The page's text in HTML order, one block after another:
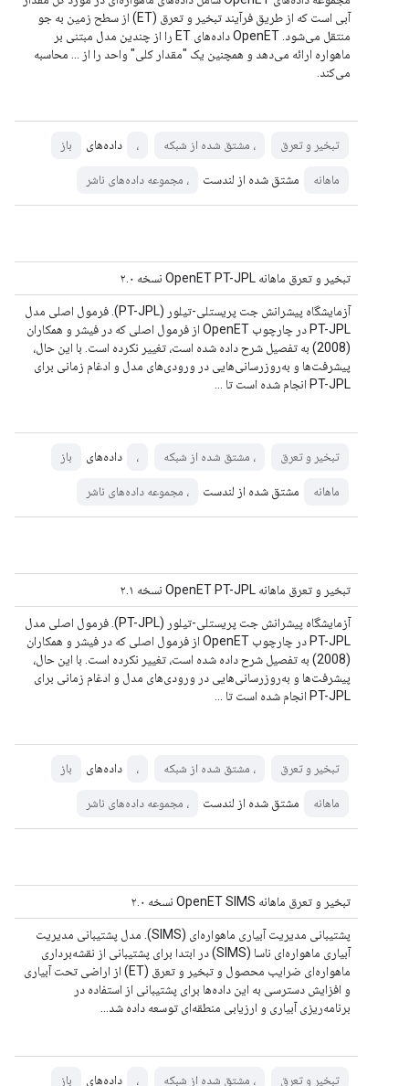
آبی است که از طریق فرآیند تبخیر و تعرق (ET) از سطح زمین به جو
منتقل می‌شود. OpenET داده‌های ET را از چندین مدل مبتنی بر
ماهواره ارائه می‌دهد و همچنین یک "مقدار کلی" واحد را از ... محاسبه
می‌کند.
تبخیر و تعرق ، مشتق شده از شبکه ، داده‌های باز
ماهانه مشتق شده از لندست ، مجموعه داده‌های ناشر
تبخیر و تعرق ماهانه OpenET PT-JPL نسخه ۲.۰
آزمایشگاه پیشرانش جت پریستلی-تیلور (PT-JPL). فرمول اصلی مدل
PT-JPL در چارچوب OpenET از فرمول اصلی که در فیشر و همکاران
(2008) به تفصیل شرح داده شده است، تغییر نکرده است. با این حال،
پیشرفت‌ها و به‌روزرسانی‌هایی در ورودی‌های مدل و ادغام زمانی برای
PT-JPL انجام شده است تا ...
تبخیر و تعرق ، مشتق شده از شبکه ، داده‌های باز
ماهانه مشتق شده از لندست ، مجموعه داده‌های ناشر
تبخیر و تعرق ماهانه OpenET PT-JPL نسخه ۲.۱
آزمایشگاه پیشرانش جت پریستلی-تیلور (PT-JPL). فرمول اصلی مدل
PT-JPL در چارچوب OpenET از فرمول اصلی که در فیشر و همکاران
(2008) به تفصیل شرح داده شده است، تغییر نکرده است. با این حال،
پیشرفت‌ها و به‌روزرسانی‌هایی در ورودی‌های مدل و ادغام زمانی برای
PT-JPL انجام شده است تا ...
تبخیر و تعرق ، مشتق شده از شبکه ، داده‌های باز
ماهانه مشتق شده از لندست ، مجموعه داده‌های ناشر
تبخیر و تعرق ماهانه OpenET SIMS نسخه ۲.۰
پشتیبانی مدیریت آبیاری ماهواره‌ای (SIMS). مدل پشتیبانی مدیریت
آبیاری ماهواره‌ای ناسا (SIMS) در ابتدا برای پشتیبانی از نقشه‌برداری
ماهواره‌ای ضرایب محصول و تبخیر و تعرق (ET) از اراضی تحت آبیاری
و افزایش دسترسی به این داده‌ها برای پشتیبانی از استفاده در
برنامه‌ریزی آبیاری و ارزیابی منطقه‌ای توسعه داده شد…
تبخیر و تعرق ، مشتق شده از شبکه ، داده‌های باز